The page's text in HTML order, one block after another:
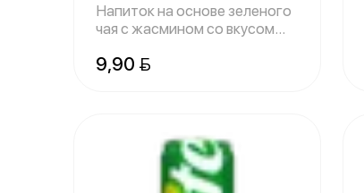
Напиток на основе зеленого
чая с жасмином со вкусом
9,90 